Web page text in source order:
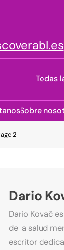
Todas
Sobre
2
Dario
Dario Kovač
de la salud
escritor